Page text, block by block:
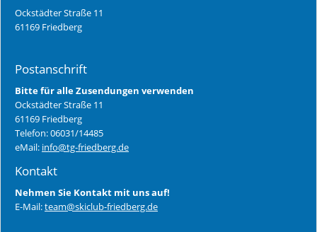
Ockstädter Straße 11
61169 Friedberg
Postanschrift
Bitte für alle Zusendungen verwenden
Ockstädter Straße 11
61169 Friedberg
Telefon: 06031/14485
eMail: info@tg-friedberg.de
Kontakt
Nehmen Sie Kontakt mit uns auf!
E-Mail:team@skiclub-friedberg.de